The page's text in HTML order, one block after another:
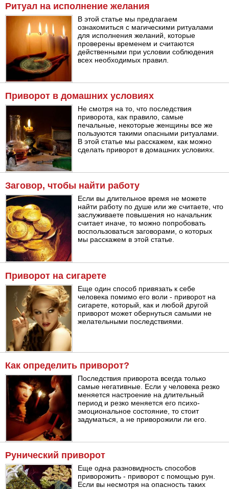
Ритуал на исполнение желания
В этой статье мы предлагаем
ознакомиться с магическими ритуалами
для исполнения желаний, которые
проверены временем и считаются
действенными при условии соблюдения
всех необходимых правил.
Приворот в домашних условиях
Не смотря на то, что последствия
приворота, как правило, самые
печальные, некоторые женщины все же
пользуются такими опасными ритуалами.
В этой статье мы расскажем, как можно
сделать приворот в домашних условиях.
Заговор, чтобы найти работу
Если вы длительное время не можете
найти работу по душе или же считаете, что
заслуживаете повышения но начальник
считает иначе, то можно попробовать
воспользоваться заговорами, о которых
мы расскажем в этой статье.
Приворот на сигарете
Еще один способ привязать к себе
человека помимо его воли - приворот на
сигарете, который, как и любой другой
приворот может обернуться самыми не
желательными последствиями.
Как определить приворот?
Последствия приворота всегда только
самые негативные. Если у человека резко
меняется настроение на длительный
период и резко меняется его психо-
эмоциональное состояние, то стоит
задуматься, а не приворожили ли его.
Рунический приворот
Еще одна разновидность способов
приворожить - приворот с помощью рун.
Если вы несмотря на опасность таких